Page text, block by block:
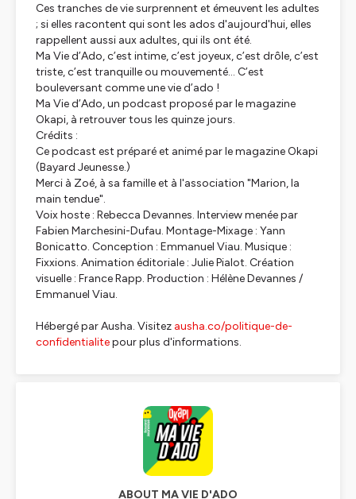
Ces tranches de vie surprennent et émeuvent les adultes
; si elles racontent qui sont les ados d'aujourd'hui, elles
rappellent aussi aux adultes, qui ils ont été.
Ma Vie d’Ado, c’est intime, c’est joyeux, c’est drôle, c’est
triste, c’est tranquille ou mouvementé… C’est
bouleversant comme une vie d’ado !
Ma Vie d’Ado, un podcast proposé par le magazine
Okapi, à retrouver tous les quinze jours.
Crédits :
Ce podcast est préparé et animé par le magazine Okapi
(Bayard Jeunesse.)
Merci à Zoé, à sa famille et à l'association "Marion, la
main tendue".
Voix hoste : Rebecca Devannes. Interview menée par
Fabien Marchesini-Dufau. Montage-Mixage : Yann
Bonicatto. Conception : Emmanuel Viau. Musique :
Fixxions. Animation éditoriale : Julie Pialot. Création
visuelle : France Rapp. Production : Hélène Devannes /
Emmanuel Viau.
Hébergé par Ausha. Visitez ausha.co/politique-de-
confidentialitepour plus d'informations.
ABOUT MA VIE D'ADO